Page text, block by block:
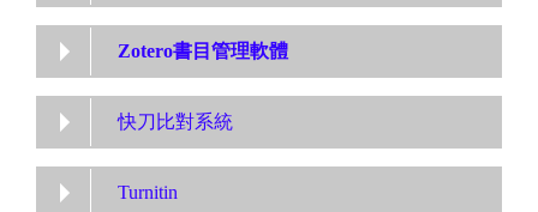
Zotero書目管理軟體
快刀比對系統
Turnitin